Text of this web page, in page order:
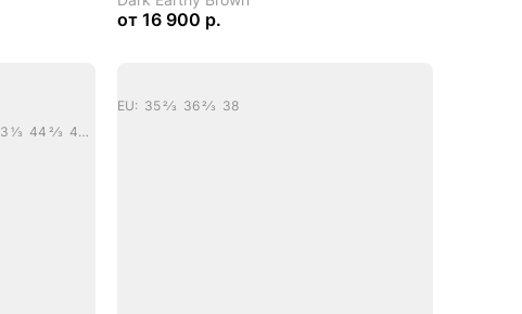
от16 900 р.
EU: 36 2/3 38 39 1/3 40 40 2/3 42 43 1/3 44 2/3 46 47 1/3 48 2/3
EU: 35 2/3 36 2/3 38